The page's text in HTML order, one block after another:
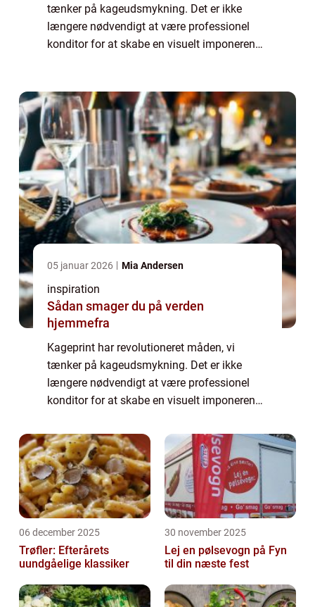
tænker på kageudsmykning. Det er ikke
længere nødvendigt at være professionel
konditor for at skabe en visuelt imponerende
05 januar 2026 Mia Andersen
inspiration
Sådan smager du på verden
hjemmefra
Kageprint har revolutioneret måden, vi
tænker på kageudsmykning. Det er ikke
længere nødvendigt at være professionel
konditor for at skabe en visuelt imponerende
simp...
06 december 2025
Trøfler: Efterårets
uundgåelige klassiker
30 november 2025
Lej en pølsevogn på Fyn
til din næste fest